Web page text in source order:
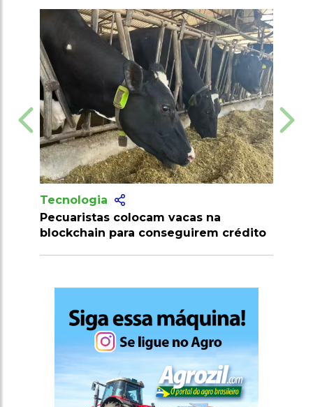
na
crédito
Tecnologia
Produtores recebem mais de 10
milhões de doses de vacinas